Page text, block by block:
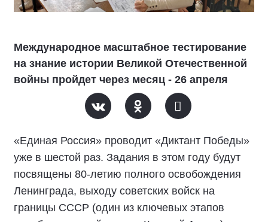
Международное масштабное тестирование
на знание истории Великой Отечественной
войны пройдет через месяц - 26 апреля
«Единая Россия» проводит «Диктант Победы»
уже в шестой раз. Задания в этом году будут
посвящены 80-летию полного освобождения
Ленинграда, выходу советских войск на
границы СССР (один из ключевых этапов